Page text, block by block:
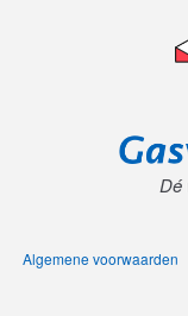
Dé
Algemene voorwaarden